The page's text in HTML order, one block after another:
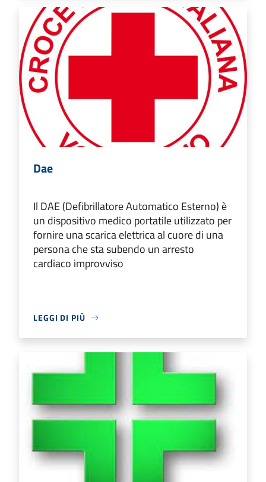
Dae
Il DAE (Defibrillatore Automatico Esterno) è
un dispositivo medico portatile utilizzato per
fornire una scarica elettrica al cuore di una
persona che sta subendo un arresto
cardiaco improvviso
LEGGI DI PIÙ